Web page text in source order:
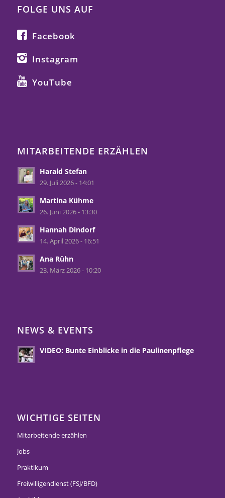
FOLGE UNS AUF
Facebook
Instagram
YouTube
MITARBEITENDE ERZÄHLEN
Harald Stefan
29. Juli 2026 - 14:01
Martina Kühme
26. Juni 2026 - 13:30
Hannah Dindorf
14. April 2026 - 16:51
Ana Rühn
23. März 2026 - 10:20
NEWS & EVENTS
VIDEO: Bunte Einblicke in die Paulinenpflege
WICHTIGE SEITEN
Mitarbeitende erzählen
Jobs
Praktikum
Freiwilligendienst (FSJ/BFD)